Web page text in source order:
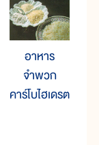
อาหาร
จำพวก
คาร์โบไฮเดรต